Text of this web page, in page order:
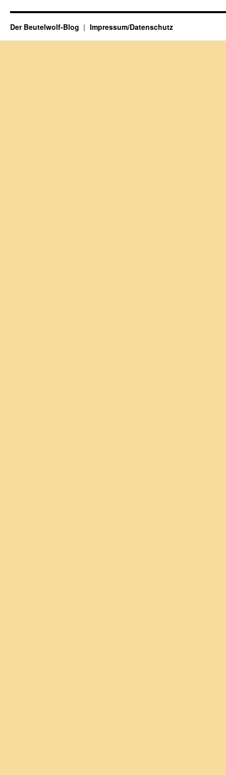
Der Beutelwolf-Blog Impressum/Datenschutz